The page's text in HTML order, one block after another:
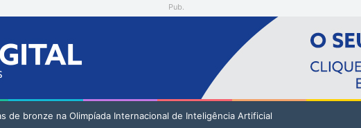
Pub.
de Herdeiros de Maria Odette Soares Gomes (1. pub)